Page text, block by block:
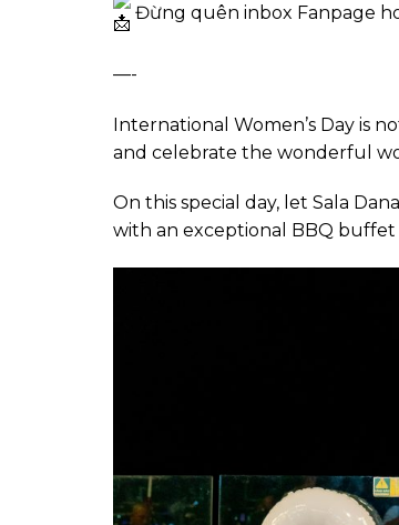
Đừng quên inbox Fanpage
—-
International Women’s Day is
and celebrate the wonderful
On this special day, let Sala
with an exceptional BBQ buffet